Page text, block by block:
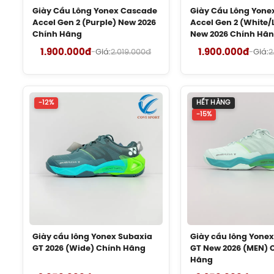
Round Sole:Thiết kế đế tròn độc quyền, cho
sang pha đánh tiếp theo, đặc
GRPHT THRTTL:
Công nghệ đệm thế hệ mới,
đa cho các pha bật nhảy và smash
3.
Giày Cầu Lông Yonex Cascade
Accel Gen 2 (Purple) New 2026
Chính Hãng
1.900.000đ-Giá:2.019.000đ
Giày Cầu Lông
Accel Gen 2 (White/
New 2026 Chính
1.900.000đ-Giá:
-12%
Giày cầu lông Yonex Subaxia
GT 2026 (Wide) Chính Hãng
HẾT HÀNG
-15%
Giày cầu lông
GT New 2026 (MEN)
Hãng